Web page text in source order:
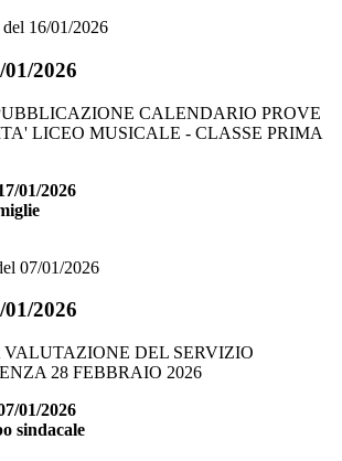
16/01/2026
2026
CALENDARIO PROVE
LICEO MUSICALE - CLASSE PRIMA
01/2026
07/01/2026
2026
VALUTAZIONE DEL SERVIZIO
28 FEBBRAIO 2026
01/2026
sindacale